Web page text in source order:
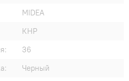
MIDEA
КНР
36
Черный